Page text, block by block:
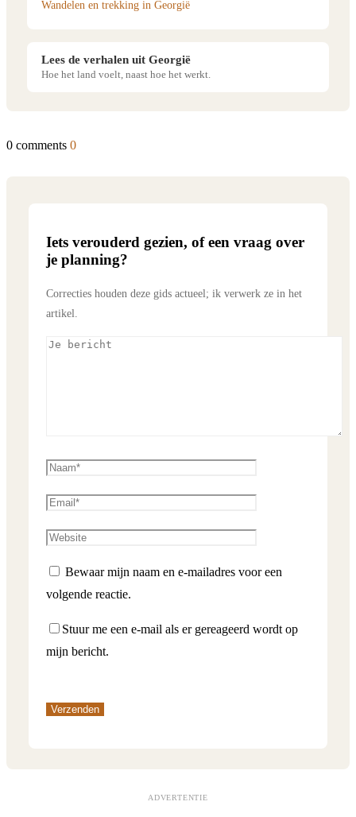
Wandelen en trekking in Georgië
Lees de verhalen uit Georgië
Hoe het land voelt, naast hoe het werkt.
0 comments 0
Iets verouderd gezien, of een vraag over
je planning?
Correcties houden deze gids actueel; ik verwerk ze in het
artikel.
Bewaar mijn naam en e-mailadres voor een
volgende reactie.
Stuur me een e-mail als er gereageerd wordt op
mijn bericht.
ADVERTENTIE